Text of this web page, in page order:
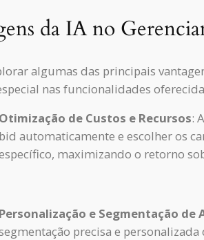
da IA no
algumas das principais
nas funcionalidades
Otimização de Custos e Recursos:
bid automaticamente e escolher os
maximizando o retorno
Personalização e Segmentação de
precisa e